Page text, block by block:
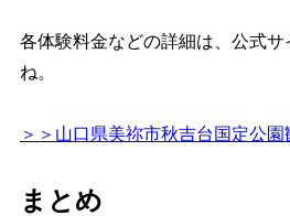
各体験料金などの詳細は、公式
ね。
＞＞山口県美祢市秋吉台国定公園
まとめ